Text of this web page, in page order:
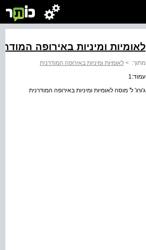
לאומיות ומיניות באירופה
מתוך: > לאומיות ומיניות באירופה המודרנית
עמוד:1
ג'ורג' ל' מוסה לאומיות ומיניות באירופה המודרנית